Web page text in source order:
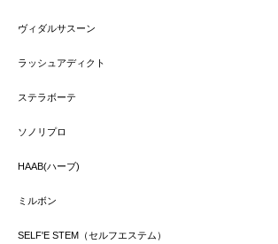
ヴィダルサスーン
ラッシュアディクト
ステラボーテ
ソノリプロ
HAAB(ハーブ)
ミルボン
SELF'E STEM（セルフエステム）